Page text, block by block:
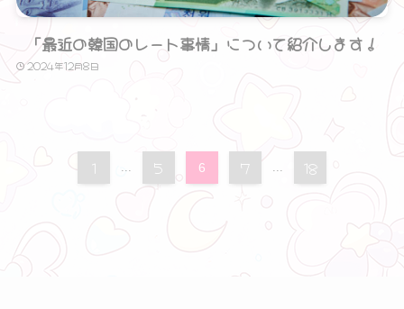
「最近の韓国のレート事情」について紹介します！
2024年12月8日
1 ... 5 6 7 ... 18